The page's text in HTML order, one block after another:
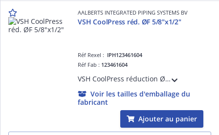
AALBERTS INTEGRATED PIPING SYSTEMS BV
VSH CoolPress réd. ØF 5/8"x1/2"
Réf Rexel : IPH123461604
Réf Fab : 123461604
VSH CoolPress réduction ØF 5/8"x1/2"
Voir les tailles d'emballage du
fabricant
Ajouter au panier